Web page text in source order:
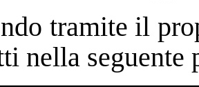
tramite il
nella seguente